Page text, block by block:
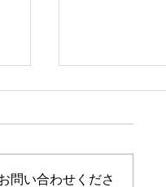
問い合わせくださ